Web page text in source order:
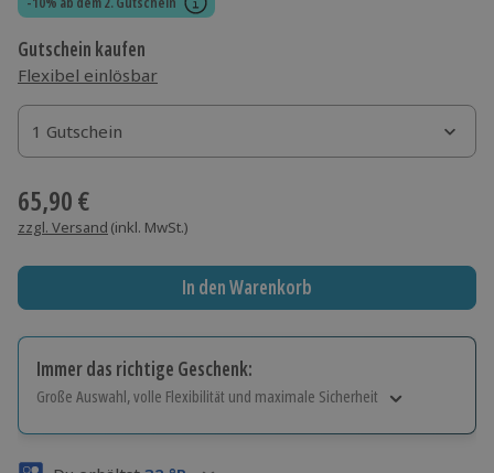
Gutschein kaufen
Flexibel einlösbar
1 Gutschein
1 Gutschein
1 Gutschein
65,90 €
zzgl. Versand (inkl. MwSt.)
In den Warenkorb
Immer das richtige Geschenk:
Große Auswahl, volle Flexibilität und maximale Sicherheit